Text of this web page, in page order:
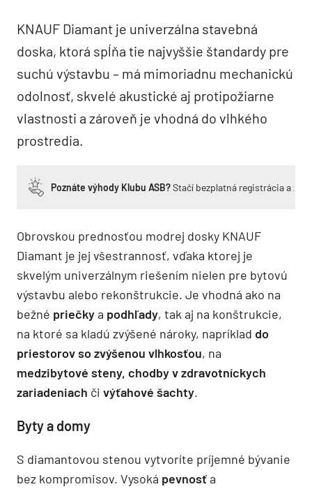
KNAUF Diamant je univerzálna stavebná
doska, ktorá spĺňa tie najvyššie štandardy pre
suchú výstavbu – má mimoriadnu mechanickú
odolnosť, skvelé akustické aj protipožiarne
vlastnosti a zároveň je vhodná do vlhkého
prostredia.
Poznáte výhody Klubu ASB?Stačí bezplatná registrácia a
Obrovskou prednosťou modrej dosky KNAUF
Diamant je jej všestrannosť, vďaka ktorej je
skvelým univerzálnym riešením nielen pre bytovú
výstavbu alebo rekonštrukcie. Je vhodná ako na
bežné priečkya podhľady, tak aj na konštrukcie,
na ktoré sa kladú zvýšené nároky, napríklad do
priestorov so zvýšenou vlhkosťou, na
medzibytové steny, chodby v zdravotníckych
zariadeniach či výťahové šachty.
Byty a domy
S diamantovou stenou vytvoríte príjemné bývanie
bez kompromisov. Vysoká pevnosťa